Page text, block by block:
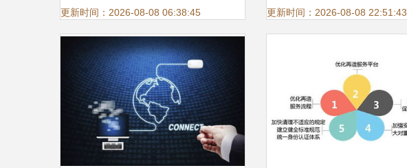
更新时间：2026-08-08 06:38:45 体获新证
更新时间：2026-08-08 22:51:43